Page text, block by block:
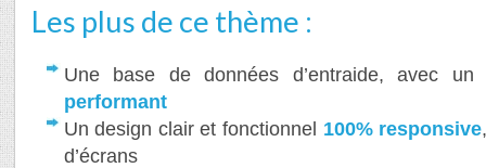
Les plus de ce thème :
Une base de données d’entraide, avec
performant
Un design clair et fonctionnel 100% responsive
d’écrans